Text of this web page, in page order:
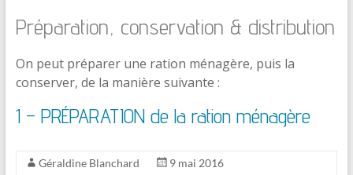
Préparation, conservation & distribution
On peut préparer une ration ménagère, puis la
conserver, de la manière suivante :
1 – PRÉPARATION de la ration ménagère
Géraldine Blanchard
9 mai 2016